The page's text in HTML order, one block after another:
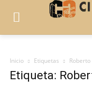
Inicio Etiquetas
Etiqueta: